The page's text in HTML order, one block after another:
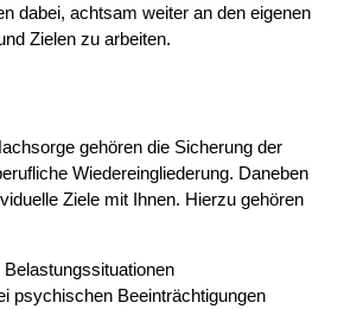
dabei, achtsam weiter an den eigenen
Zielen zu arbeiten.
gehören die Sicherung der
Wiedereingliederung. Daneben
Ziele mit Ihnen. Hierzu gehören
psychischen Beeinträchtigungen